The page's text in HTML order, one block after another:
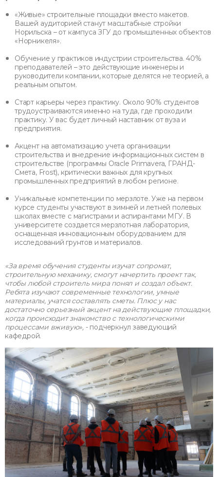
«Живые» строительные площадки вместо макетов.
Вашей аудиторией станут масштабные стройки
Норильска – от кампуса ЗГУ до промышленных объектов
«Норникеля».
Обучение у практиков индустрии строительства. 40%
преподавателей – это действующие инженеры и
руководители компании, которые делятся не теорией, а
реальным опытом.
Старт карьеры через практику. Около 90% студентов
трудоустраиваются именно на туда, где проходили
практику. У вас будет личный наставник от вуза и
предприятия.
Акцент на автоматизацию учета организации
строительства и внедрение информационных систем в
строительстве (программы Oracle Primavera, ГРАНД-
Смета, Frost), критически важных для крупных
промышленных предприятий в любом регионе.
Уникальные компетенции по мерзлоте. Уже на первом
курсе студенты участвуют в зимней и летней полевых
школах вместе с магистрами и аспирантами МГУ. В
университете создается мерзлотная лаборатория,
оснащенная инновационным оборудованием для
исследований грунтов и материалов.
«За время обучения студенты изучат сопромат,
строительную механику, смогут начертить проект так,
чтобы любой строитель мира понял и создал объект.
Ребята изучают современные технологии, умные
материалы, учатся составлять сметы. Плюс у нас
достаточно серьезный акцент на действующие площадки,
когда происходит знакомство с технологическими
процессами вживую», - подчеркнул заведующий
кафедрой.